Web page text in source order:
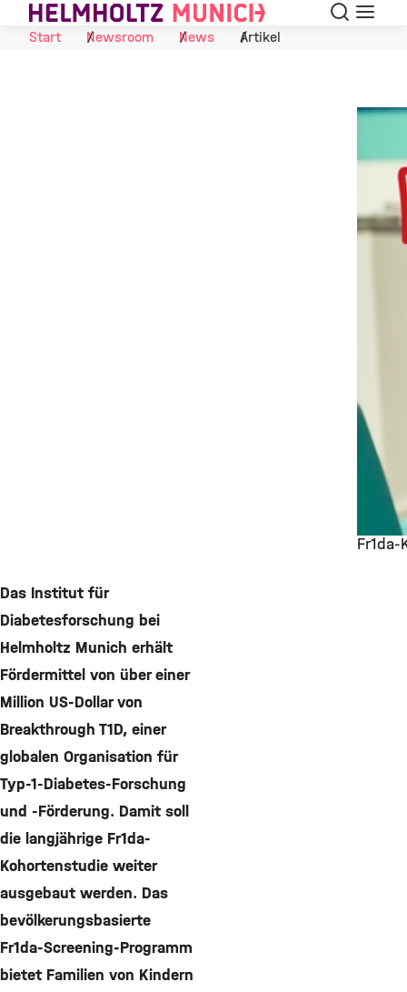
Skip to Content Suche
Start
Newsroom News Artikel
Das Institut für
Diabetesforschung bei
Helmholtz Munich erhält
Fördermittel von über einer
Million US-Dollar von
Breakthrough T1D, einer
globalen Organisation für
Typ-1-Diabetes-Forschung
und -Förderung. Damit soll
die langjährige Fr1da-
Kohortenstudie weiter
ausgebaut werden. Das
bevölkerungsbasierte
Fr1da-Screening-Programm
bietet Familien von Kindern